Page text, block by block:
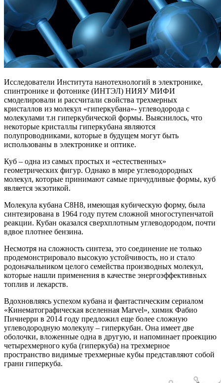
Исследователи Института нанотехнологий в электронике,
спинтронике и фотонике (ИНТЭЛ) НИЯУ МИФИ
смоделировали и рассчитали свойства трехмерных
кристаллов из молекул «гиперкубана»- углеводорода с
молекулами т.н гиперкубической формы. Выяснилось, что
некоторые кристаллы гиперкубана являются
полупроводниками, которые в будущем могут быть
использованы в электронике и оптике.
Куб – одна из самых простых и «естественных»
геометрических фигур. Однако в мире углеводородных
молекул, которые принимают самые причудливые формы, куб
является экзотикой.
Молекула кубана C8H8, имеющая кубическую форму, была
синтезирована в 1964 году путем сложной многоступенчатой
реакции. Кубан оказался сверхплотным углеводородом, почти
вдвое плотнее бензина.
Несмотря на сложность синтеза, это соединение не только
продемонстрировало высокую устойчивость, но и стало
родоначальником целого семейства производных молекул,
которые нашли применения в качестве энергоэффективных
топлив и лекарств.
Вдохновляясь успехом кубана и фантастическим сериалом
«Кинематографическая вселенная Marvel», химик Фабио
Пичиерри в 2014 году предложил еще более сложную
углеводородную молекулу – гиперкубан. Она имеет две
оболочки, вложенные одна в другую, и напоминает проекцию
четырехмерного куба (гиперкуба) на трехмерное
пространство видимые трехмерные кубы представляют собой
грани гиперкуба.